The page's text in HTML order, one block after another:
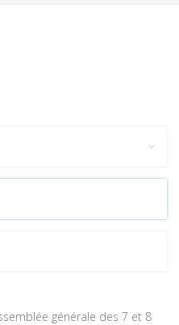
générale des 7 et 8